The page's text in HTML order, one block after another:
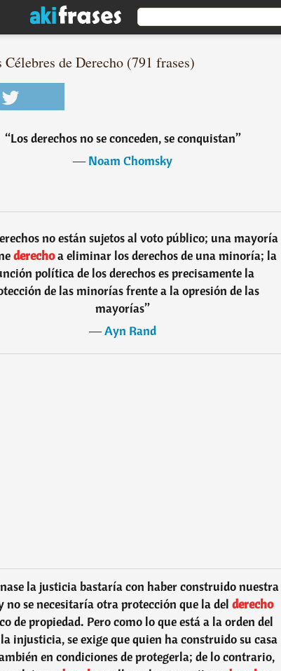
Célebres de Derecho (791 frases)
“Los derechos no se conceden, se conquistan”
―Noam Chomsky
no están sujetos al voto público; una mayoría
derechoa eliminar los derechos de una minoría; la
política de los derechos es precisamente la
de las minorías frente a la opresión de las
mayorías”
―Ayn Rand
la justicia bastaría con haber construido nuestra
no se necesitaría otra protección que la del derecho
de propiedad. Pero como lo que está a la orden del
injusticia, se exige que quien ha construido su casa
en condiciones de protegerla; de lo contrario,